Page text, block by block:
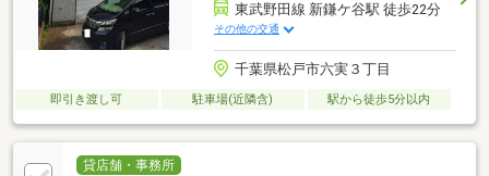
東武野田線 新鎌ケ谷駅 徒歩22分
その他の交通
千葉県松戸市六実３丁目
即引き渡し可 駐車場(近隣含) 駅から徒歩5分以内
貸店舗・事務所